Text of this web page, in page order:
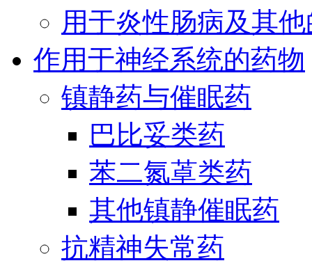
用于炎性肠病及其
作用于神经系统的药物
镇静药与催眠药
巴比妥类药
苯二氮䓬类药
其他镇静催眠药
抗精神失常药